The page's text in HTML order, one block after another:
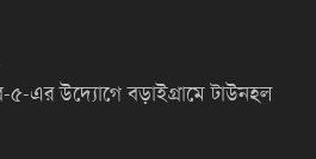
৫-এর উদ্যোগে বড়াইগ্রামে টাউনহল